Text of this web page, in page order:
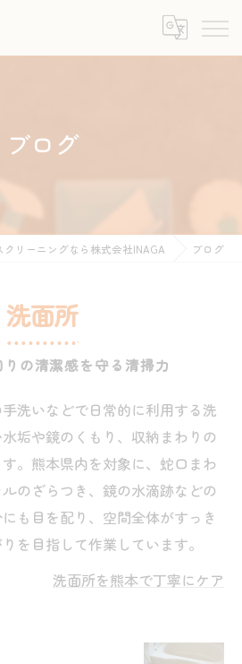
ブログ
クリーニングなら株式会社INAGA ブログ
洗面所
の清潔感を守る清掃力
洗いなどで日常的に利用する洗
垢や鏡のくもり、収納まわりの
。熊本県内を対象に、蛇口まわ
のざらつき、鏡の水滴跡などの
も目を配り、空間全体がすっき
を目指して作業しています。
洗面所を熊本で丁寧にケア